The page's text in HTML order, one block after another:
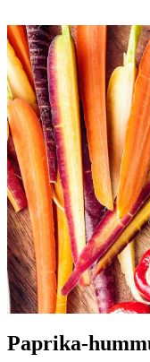
Paprika-